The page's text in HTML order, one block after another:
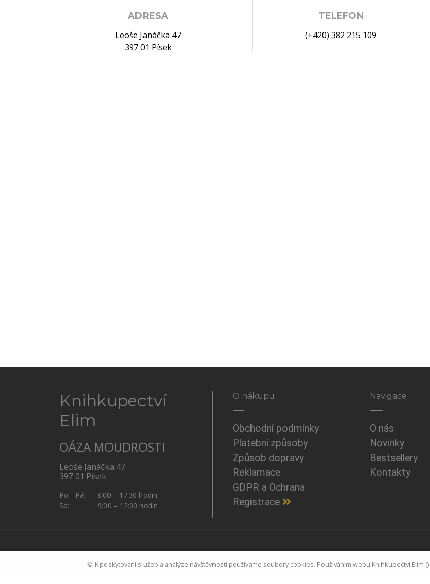
ADRESA
Leoše Janáčka 47
397 01 Písek
TELEFON
(+420) 382 215 109
Knihkupectví
Elim
OÁZA MOUDROSTI
Leoše Janáčka 47
397 01 Písek
Po - Pá: 8:00 – 17:30 hodin
So: 9:00 – 12:00 hodin
O nákupu
Obchodní podmínky
Platební způsoby
Způsob dopravy
Reklamace
GDPR a Ochrana
Registrace
Navigace
O nás
Novinky
Bestsellery
Kontakty
© CopyrightMichal Kašpárek
🍪 K poskytování služeb a analýze návštěvnosti používáme soubory cookies. Používáním webu Knihkupectví Elim